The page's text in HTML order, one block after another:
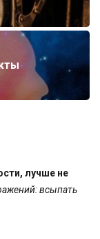
лучше не
всыпать